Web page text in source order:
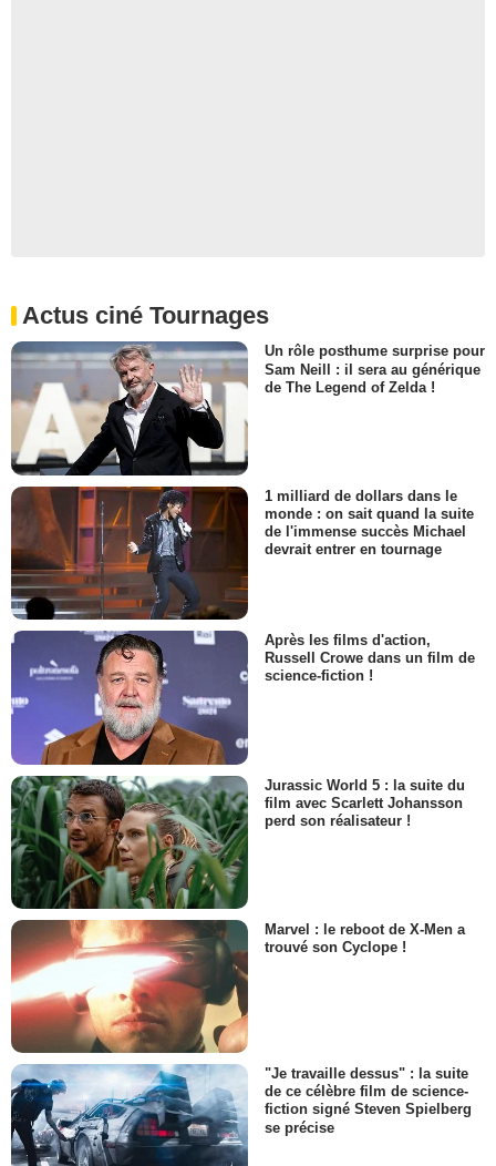
Actus ciné Tournages
Un rôle posthume surprise pour
Sam Neill : il sera au générique
de The Legend of Zelda !
1 milliard de dollars dans le
monde : on sait quand la suite
de l'immense succès Michael
devrait entrer en tournage
Après les films d'action,
Russell Crowe dans un film de
science-fiction !
Jurassic World 5 : la suite du
film avec Scarlett Johansson
perd son réalisateur !
Marvel : le reboot de X-Men a
trouvé son Cyclope !
"Je travaille dessus" : la suite
de ce célèbre film de science-
fiction signé Steven Spielberg
se précise